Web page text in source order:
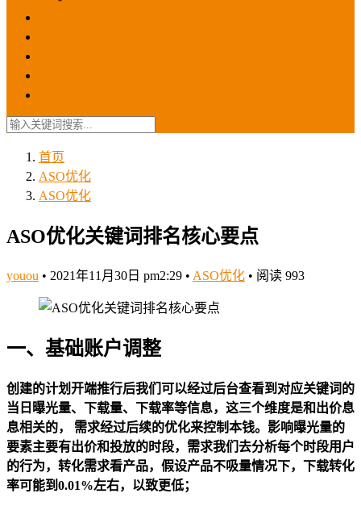
首页
ASO优化
ASO优化
ASO优化关键词排名核心要点
youou • 2021年11月30日 pm2:29 • ASO优化 • 阅读 993
一、基础账户调整
创建的计划开端推行后我们可以经过后台查看到对应关键词的
当日曝光量、下载量、下载率等信息，这三个维度是和出价息
息相关的， 需求经过后续的优化来控制本钱。影响曝光量的
要素主要有出价和投放的时段，需求我们去分析每个时段用户
的行为，转化需求看产品，假设产品不吸量情况下，下载转化
率可能到0.01%左右，以致更低；